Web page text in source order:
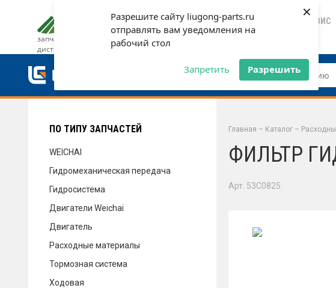
Разрешите сайту liugong-parts.ru
отправлять вам уведомления на
рабочий стол
Запретить Разрешить
×
запчасти от официального
дистрибьютора
ДОСТАВКА И ОПЛАТА ГАРАНТИЯ СЕРВИС
ДОСТАВКА И ОПЛАТА
СЕРВИС
ПО ТИПУ ЗАПЧАСТЕЙ
WEICHAI
Гидромеханическая передача
Гидросистема
Двигатели Weichai
Двигатель
Расходные материалы
Тормозная система
Ходовая
Главная – Каталог –
ФИЛЬТР
Арт. 53C0825